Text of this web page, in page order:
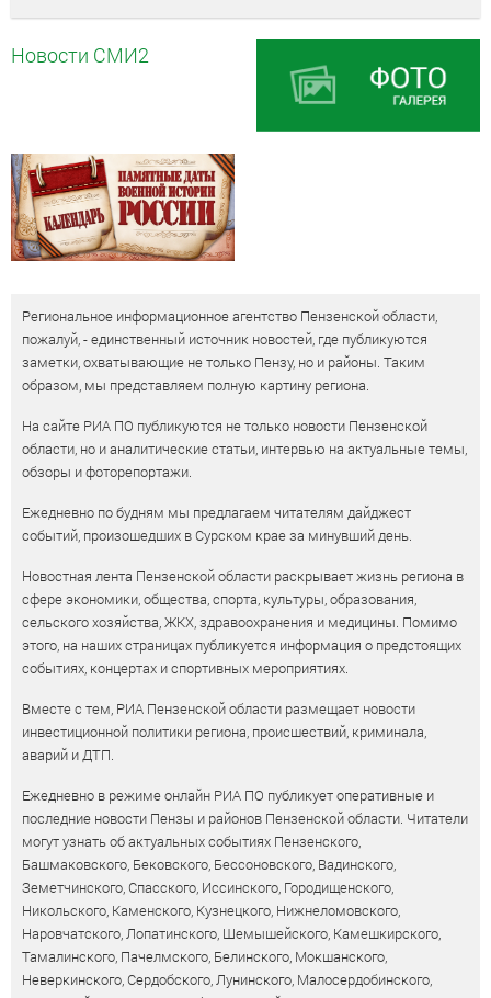
Новости СМИ2
Региональное информационное агентство Пензенской области,
пожалуй, - единственный источник новостей, где публикуются
заметки, охватывающие не только Пензу, но и районы. Таким
образом, мы представляем полную картину региона.
На сайте РИА ПО публикуются не только новости Пензенской
области, но и аналитические статьи, интервью на актуальные темы,
обзоры и фоторепортажи.
Ежедневно по будням мы предлагаем читателям дайджест
событий, произошедших в Сурском крае за минувший день.
Новостная лента Пензенской области раскрывает жизнь региона в
сфере экономики, общества, спорта, культуры, образования,
сельского хозяйства, ЖКХ, здравоохранения и медицины. Помимо
этого, на наших страницах публикуется информация о предстоящих
событиях, концертах и спортивных мероприятиях.
Вместе с тем, РИА Пензенской области размещает новости
инвестиционной политики региона, происшествий, криминала,
аварий и ДТП.
Ежедневно в режиме онлайн РИА ПО публикует оперативные и
последние новости Пензы и районов Пензенской области. Читатели
могут узнать об актуальных событиях Пензенского,
Башмаковского, Бековского, Бессоновского, Вадинского,
Земетчинского, Спасского, Иссинского, Городищенского,
Никольского, Каменского, Кузнецкого, Нижнеломовского,
Наровчатского, Лопатинского, Шемышейского, Камешкирского,
Тамалинского, Пачелмского, Белинского, Мокшанского,
Неверкинского, Сердобского, Лунинского, Малосердобинского,